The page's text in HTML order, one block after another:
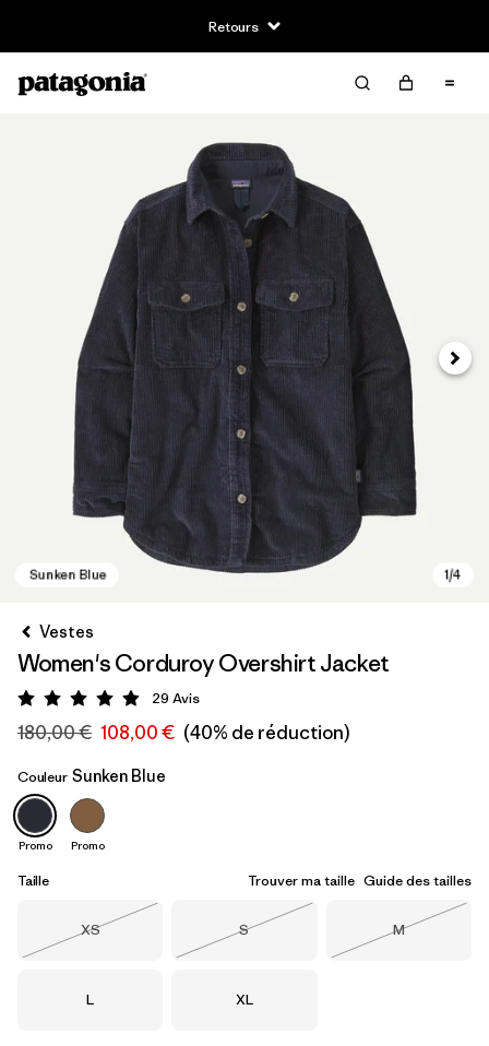
Retours
Sunken Blue
Vestes
Women's Corduroy Overshirt Jacket
Évaluation: 4.9 / 5
29 Avis
180,00 € 108,00 € (40% de réduction)
Couleur Sunken Blue
Promo Promo
Taille Trouver ma taille Guide des tailles
Taille
XS
Taille
S
Taille
M
Taille
L Taille
XL